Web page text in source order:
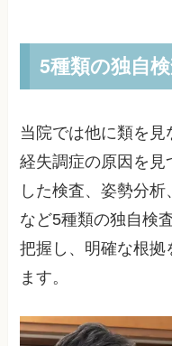
5種類の独自
当院では他に類を
経失調症の原因を見
した検査、姿勢分
など5種類の独自検
把握し、明確な根拠
ます。